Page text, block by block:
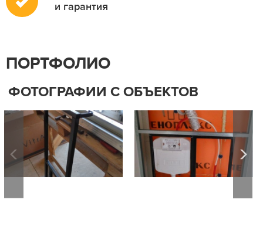
и гарантия
ПОРТФОЛИО
ФОТОГРАФИИ С ОБЪЕКТОВ